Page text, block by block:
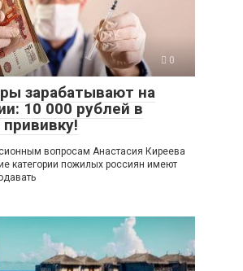
0
зарабатывают на
10 000 рублей в
вопросам Анастасия Киреева
категории пожилых россиян имеют